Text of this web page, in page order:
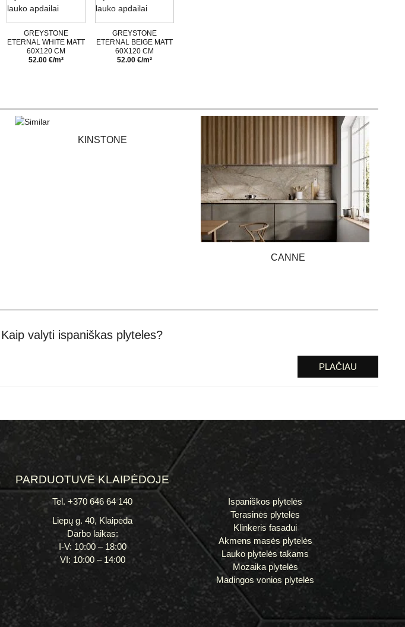
GREYSTONE
ETERNAL WHITE MATT
60X120 CM
52.00 €/m²
GREYSTONE
ETERNAL BEIGE MATT
60X120 CM
52.00 €/m²
KINSTONE
CANNE
Kaip valyti ispaniškas plyteles?
PLAČIAU
PARDUOTUVĖ KLAIPĖDOJE
Tel. +370 646 64 140
Liepų g. 40, Klaipėda
Darbo laikas:
I-V: 10:00 – 18:00
VI: 10:00 – 14:00
Ispaniškos plytelės
Terasinės plytelės
Klinkeris fasadui
Akmens masės plytelės
Lauko plytelės takams
Mozaika plytelės
Madingos vonios plytelės